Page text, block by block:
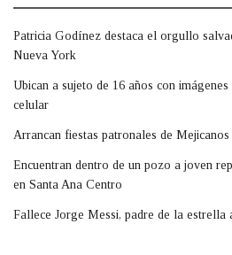
Patricia Godínez destaca el orgullo
Nueva York
Ubican a sujeto de 16 años con
celular
Arrancan fiestas patronales de Mejicanos
Encuentran dentro de un pozo a joven
en Santa Ana Centro
Fallece Jorge Messi, padre de la estrella